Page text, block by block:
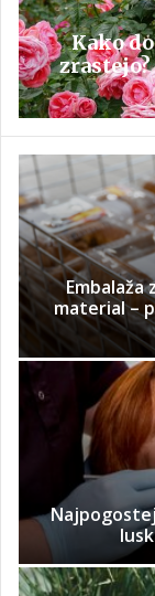
Kako
Embalaža
material –